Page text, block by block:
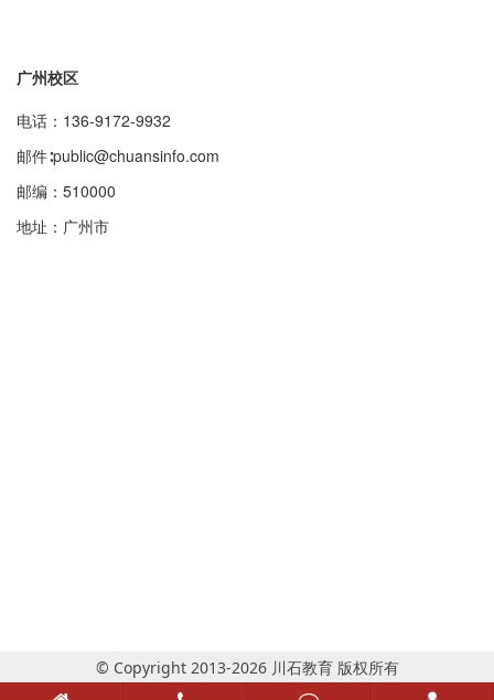
广州校区
电话：136-9172-9932
邮件∶public@chuansinfo.com
邮编：510000
地址：广州市
© Copyright 2013-2026 川石教育 版权所有